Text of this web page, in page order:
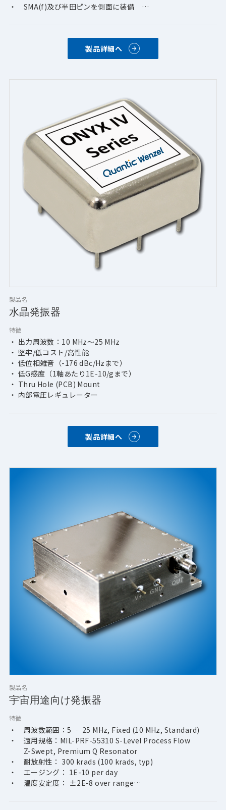
・　SMA(f)及び半田ピンを側面に装備
・　複数周波数出力オプション
製品名
水晶発振器
特徴
・ 出力周波数：10 MHz～25 MHz
・ 堅牢/低コスト/高性能
・ 低位相雑音（-176 dBc/Hzまで）
・ 低G感度（1軸あたり1E-10/gまで）
・ Thru Hole (PCB) Mount
・ 内部電圧レギュレーター
製品詳細へ
製品名
宇宙用途向け発振器
特徴
・　周波数範囲：5 ‐ 25 MHz, Fixed (10 MHz, Standard)
・　適用規格：MIL-PRF-55310 S-Level Process Flow
Z-Swept, Premium Q Resonator
・　耐放射性： 300 krads (100 krads, typ)
・　エージング： 1E-10 per day
・　温度安定度： ±2E-8 over range
2 or 3 Components　Special Power Filtering
製品詳細へ